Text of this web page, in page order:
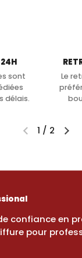
sont
délais.
Le
1 / 2
confiance en
pour